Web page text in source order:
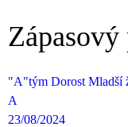
"A"tým Dorost Mladší
A
23/08/2024